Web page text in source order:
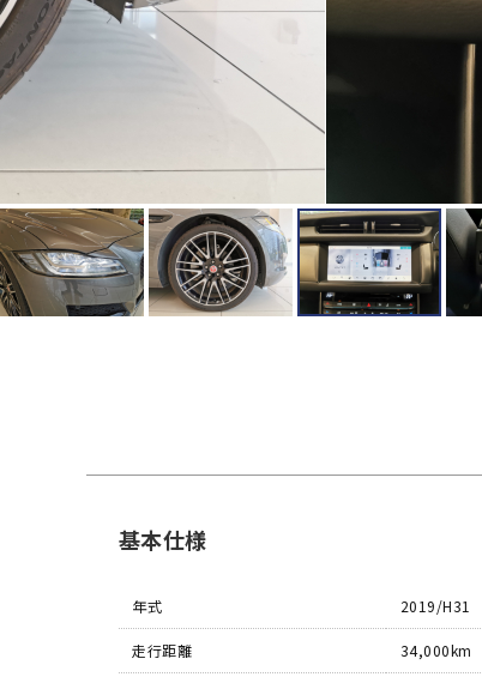
基本仕様
年式 2019/H31
走行距離 34,000km